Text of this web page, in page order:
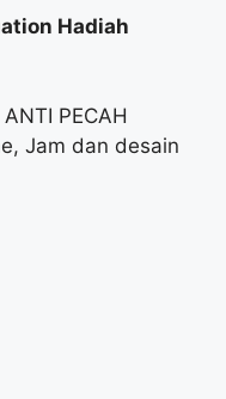
Hadiah
PECAH
Jam dan desain